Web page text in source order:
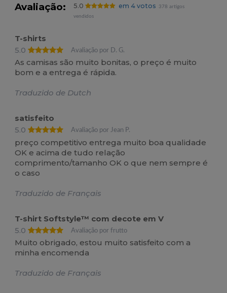
Avaliação: 5.0 em 4 votos
378 artigos
vendidos
T-shirts
5.0
Avaliação por D. G.
As camisas são muito bonitas, o preço é muito
bom e a entrega é rápida.
Traduzido de Dutch
satisfeito
5.0
Avaliação por Jean P.
preço competitivo entrega muito boa qualidade
OK e acima de tudo relação
comprimento/tamanho OK o que nem sempre é
o caso
Traduzido de Français
T-shirt Softstyle™ com decote em V
5.0
Avaliação por frutto
Muito obrigado, estou muito satisfeito com a
minha encomenda
Traduzido de Français